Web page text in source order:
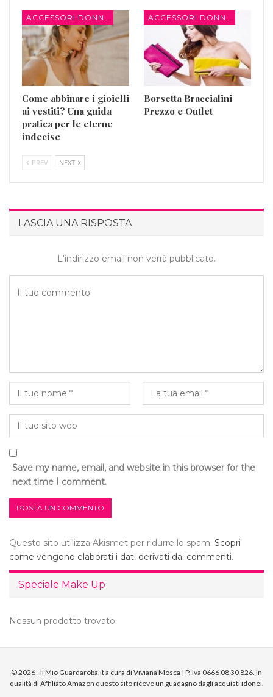
ACCESSORI DONNA
Come abbinare i gioielli
ai vestiti? Una guida
pratica per le eterne
indecise
ACCESSORI DONNA
Borsetta Braccialini
Prezzo e Outlet
PREV NEXT
LASCIA UNA RISPOSTA
L'indirizzo email non verrà pubblicato.
Save my name, email, and website in this browser for the
next time I comment.
Questo sito utilizza Akismet per ridurre lo spam. Scopri
come vengono elaborati i dati derivati dai commenti.
Speciale Make Up
Nessun prodotto trovato.
© 2026 - Il Mio Guardaroba.it a cura di Viviana Mosca | P. Iva 0666 08 30 826. In
qualità di Affiliato Amazon questo sito riceve un guadagno dagli acquisti idonei.